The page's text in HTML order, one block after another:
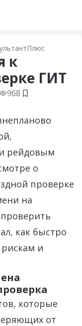
к
ГИТ
968 Добавить в
рейдовым
о
проверке
на
как быстро
и
которые
от